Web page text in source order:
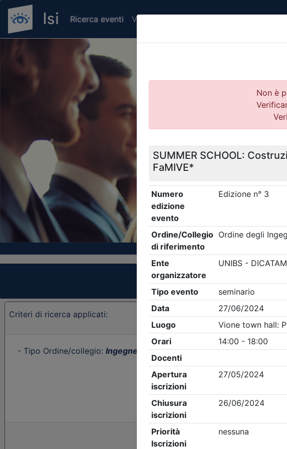
Ricerca eventi Verifica attestato di presenza
Previous
Criteri di ricerca applicati:
- Tipo Ordine/collegio: Ingegneri - Ordine:Brescia- Eventi in